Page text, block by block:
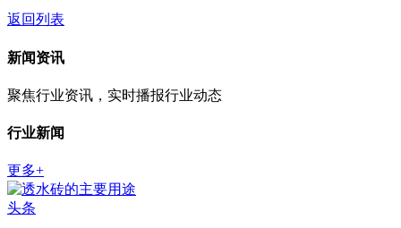
返回列表
新闻资讯
聚焦行业资讯，实时播报行业动态
行业新闻
更多+
头条